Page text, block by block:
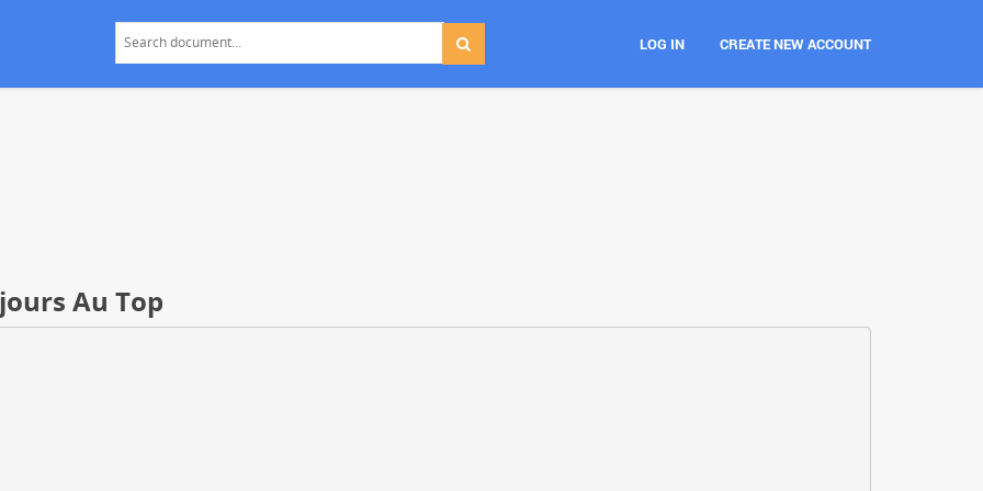
LOG IN CREATE NEW ACCOUNT
Au Top